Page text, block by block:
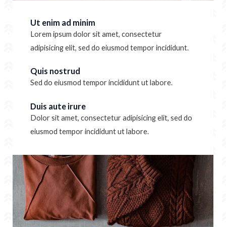
Ut enim ad minim
Lorem ipsum dolor sit amet, consectetur
adipisicing elit, sed do eiusmod tempor incididunt.
Quis nostrud
Sed do eiusmod tempor incididunt ut labore.
Duis aute irure
Dolor sit amet, consectetur adipisicing elit, sed do
eiusmod tempor incididunt ut labore.